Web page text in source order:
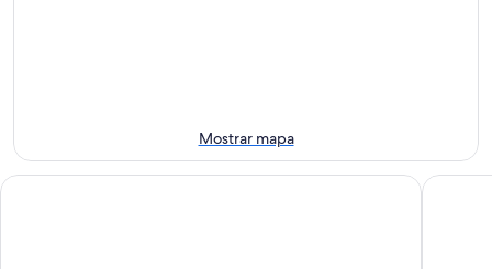
-
10
semana,
14
Mostrar mapa
InTown Suites Extended Stay Select New Orleans LA - Harvey